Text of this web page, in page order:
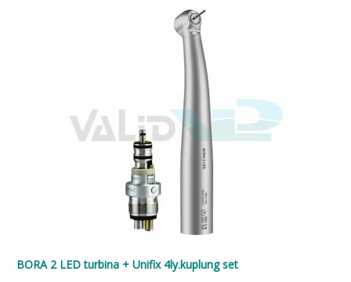
BORA 2 LED turbina + Unifix 4ly.kuplung set